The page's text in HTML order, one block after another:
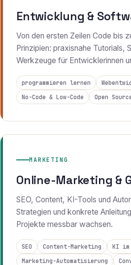
Entwicklung &
Von den ersten Zeilen Code bis
Prinzipien: praxisnahe Tutorials,
Werkzeuge für Entwicklerinnen
programmieren lernen
No-Code & Low-Code
Open
MARKETING
Online-Marketing &
SEO, Content, KI-Tools und
Strategien und konkrete
Projekte messbar wachsen.
SEO Content-Marketing
KI im
Marketing-Automatisierung